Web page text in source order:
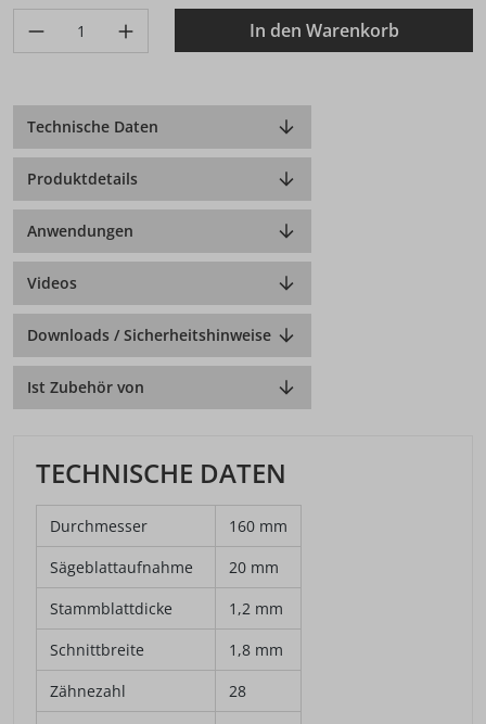
Produkt Anzahl: Gib den gewünschten Wert ein oder
In den Warenkorb
Technische Daten
Produktdetails
Anwendungen
Videos
Downloads / Sicherheitshinweise
Ist Zubehör von
TECHNISCHE DATEN
Durchmesser
160 mm
Sägeblattaufnahme
20 mm
Stammblattdicke
1,2 mm
Schnittbreite
1,8 mm
Zähnezahl
28